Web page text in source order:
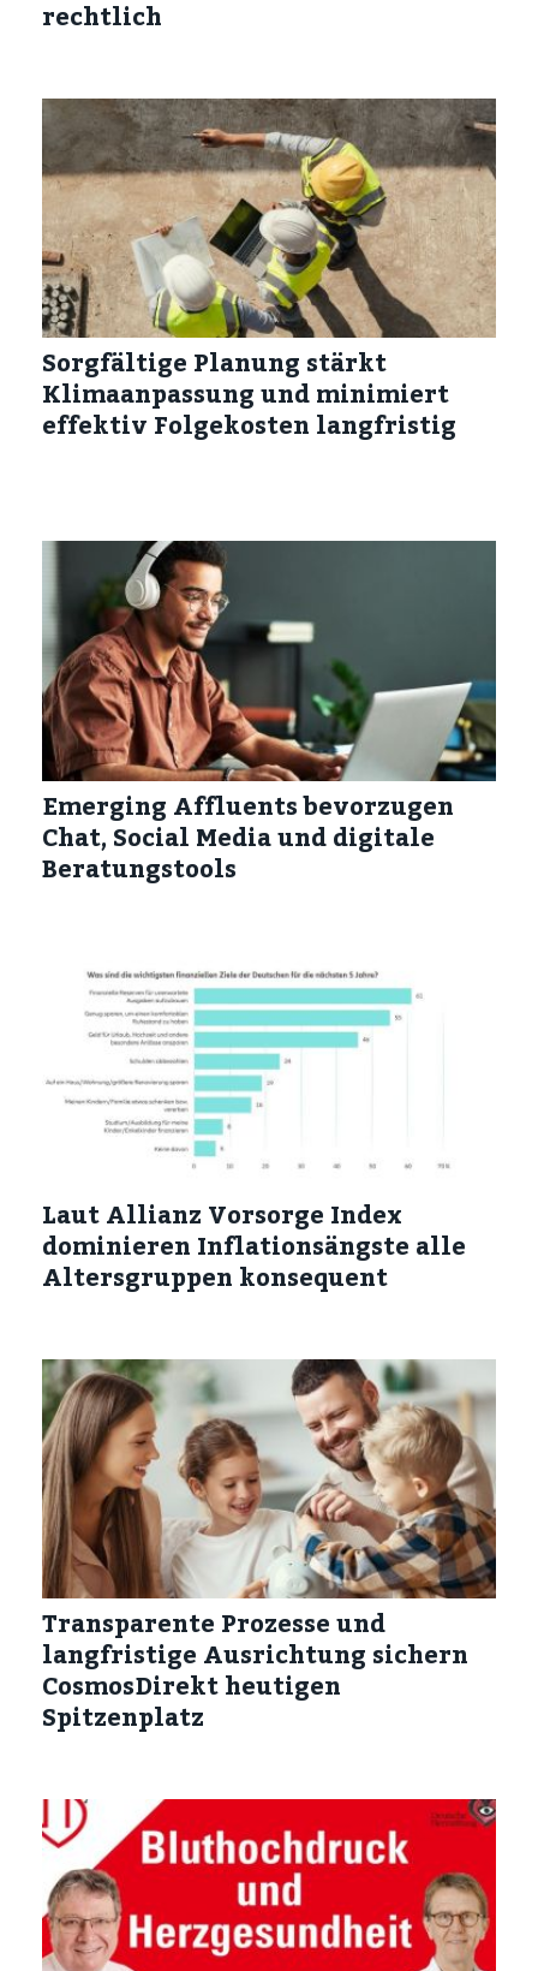
rechtlich
Sorgfältige Planung stärkt
Klimaanpassung und minimiert
effektiv Folgekosten langfristig
Emerging Affluents bevorzugen
Chat, Social Media und digitale
Beratungstools
Laut Allianz Vorsorge Index
dominieren Inflationsängste alle
Altersgruppen konsequent
Transparente Prozesse und
langfristige Ausrichtung sichern
CosmosDirekt heutigen
Spitzenplatz